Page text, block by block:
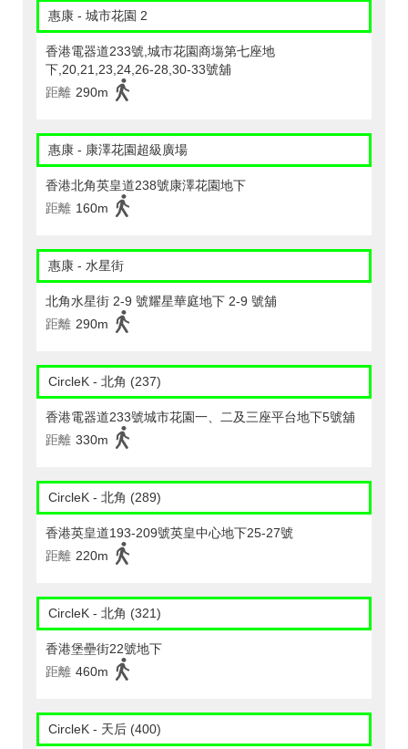
惠康 - 城市花園 2
香港電器道233號,城市花園商塲第七座地
下,20,21,23,24,26-28,30-33號舖
距離 290m
惠康 - 康澤花園超級廣場
香港北角英皇道238號康澤花園地下
距離 160m
惠康 - 水星街
北角水星街 2-9 號耀星華庭地下 2-9 號舖
距離 290m
CircleK - 北角 (237)
香港電器道233號城市花園一、二及三座平台地下5號舖
距離 330m
CircleK - 北角 (289)
香港英皇道193-209號英皇中心地下25-27號
距離 220m
CircleK - 北角 (321)
香港堡壘街22號地下
距離 460m
CircleK - 天后 (400)